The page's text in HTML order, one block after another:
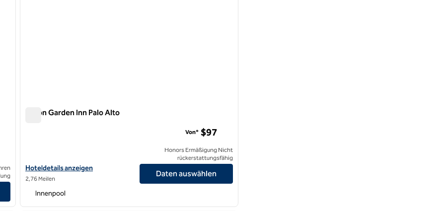
Hilton Garden Inn Palo Alto
Hoteldetails für das Hilton Garden Inn Palo Alto anzeigen
Hoteldetails anzeigen
2,76 Meilen
Von* $97
Honors Ermäßigung Nicht
rückerstattungsfähig
Daten auswählen
Innenpool
/12